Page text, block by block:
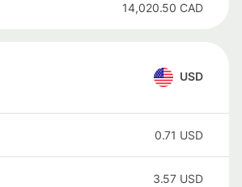
14,020.50 CAD
USD
0.71 USD
3.57 USD